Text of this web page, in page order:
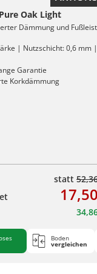
Oak Light
Dämmung und
| Nutzschicht: 0,6 mm
Garantie
Korkdämmung
statt
17,50
Boden
vergleichen